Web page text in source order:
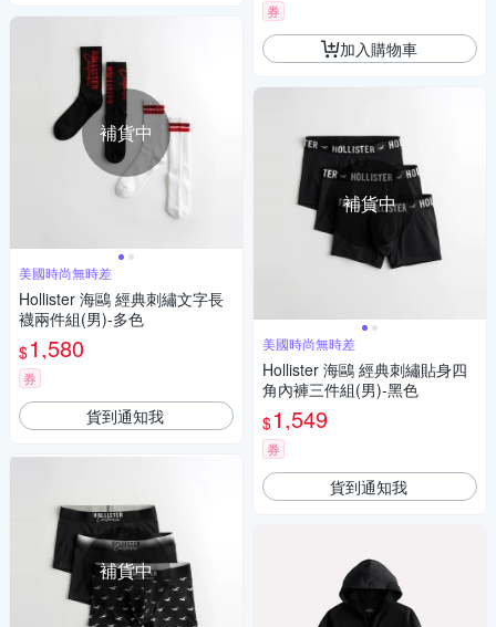
補貨中
美國時尚無時差
Hollister 海鷗 經典刺繡文字長
襪兩件組(男)-多色
$1,580
券
貨到通知我
補貨中
券
加入購物車
補貨中
美國時尚無時差
Hollister 海鷗 經典刺繡貼身四
角內褲三件組(男)-黑色
$1,549
券
貨到通知我